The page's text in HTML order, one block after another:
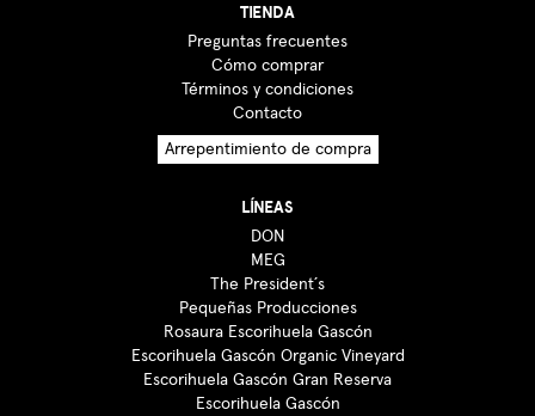
TIENDA
Preguntas frecuentes
Cómo comprar
Términos y condiciones
Contacto
Arrepentimiento de compra
LÍNEAS
DON
MEG
The President´s
Pequeñas Producciones
Rosaura Escorihuela Gascón
Escorihuela Gascón Organic Vineyard
Escorihuela Gascón Gran Reserva
Escorihuela Gascón